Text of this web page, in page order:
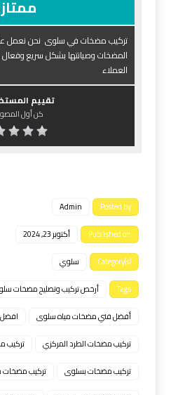
تركيب مضخات في سلوى نحن نعمل على
المضخات وصيانتها بشكل سريع وفعال
العملاء
تقييم
كن أول
Posted by
Admin
Published on
أكتوبر 23, 2024
Category(s)
سلوي
Tags
أرخص تركيب وتصليح مضخات
أفضل فني مضخات مياه سلوى
تركيب مضخات الطرد المركزي
تركيب
تركيب مضخات بسلوى
تركيب